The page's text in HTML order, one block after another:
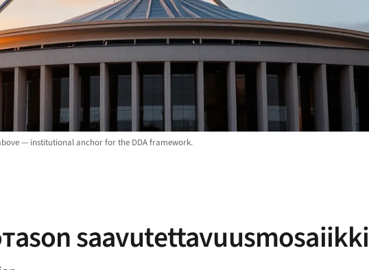
— institutional anchor for the DDA framework.
saavutettavuusmosaiikki